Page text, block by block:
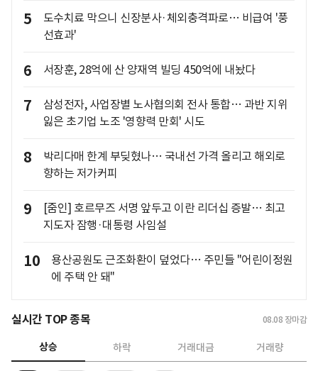
5
도수치료 막으니 신장분사·체외충격파로… 비급여 '풍
선효과'
6 서장훈, 28억에 산 양재역 빌딩 450억에 내놨다
7
삼성전자, 사업장별 노사협의회 전사 통합… 과반 지위
잃은 초기업 노조 '영향력 만회' 시도
8
박리다매 한계 부딪혔나… 국내선 가격 올리고 해외로
향하는 저가커피
9
[줌인] 호르무즈 서명 앞두고 이란 리더십 증발… 최고
지도자 잠행·대통령 사임설
10
용산공원도 근조화환이 덮었다… 주민들 "어린이정원
에 주택 안 돼"
실시간 TOP 종목 08.08 장마감
상승 하락 거래대금 거래량